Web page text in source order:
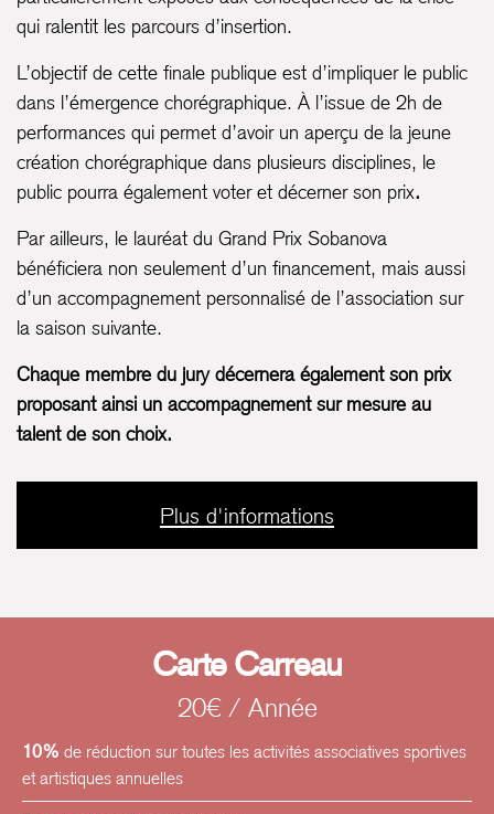
qui ralentit les parcours d’insertion.
L’objectif de cette finale publique est d’impliquer le public
dans l’émergence chorégraphique. À l’issue de 2h de
performances qui permet d’avoir un aperçu de la jeune
création chorégraphique dans plusieurs disciplines, le
public pourra également voter et décerner son prix.
Par ailleurs, le lauréat du Grand Prix Sobanova
bénéficiera non seulement d’un financement, mais aussi
d’un accompagnement personnalisé de l’association sur
la saison suivante.
Chaque membre du jury décernera également son prix
proposant ainsi un accompagnement sur mesure au
talent de son choix.
Plus d'informations
Carte Carreau
20€ / Année
10% de réduction sur toutes les activités associatives sportives
et artistiques annuelles